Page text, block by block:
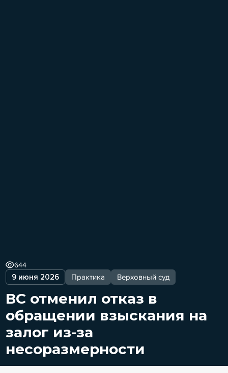
9 июня 2026 Практика Верховный суд
644
ВС отменил отказ в
обращении взыскания на
залог из-за
несоразмерности